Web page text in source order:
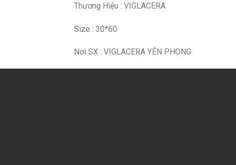
Thương Hiệu : VIGLACERA
Size : 30*60
Nơi SX : VIGLACERA YÊN PHONG